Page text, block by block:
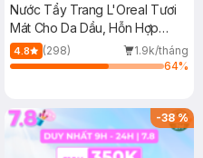
Nước Tẩy Trang L'Oreal Tươi
Mát Cho Da Dầu, Hỗn Hợp
400ml
4.8 (298)
1.9k/tháng
64%
-38%